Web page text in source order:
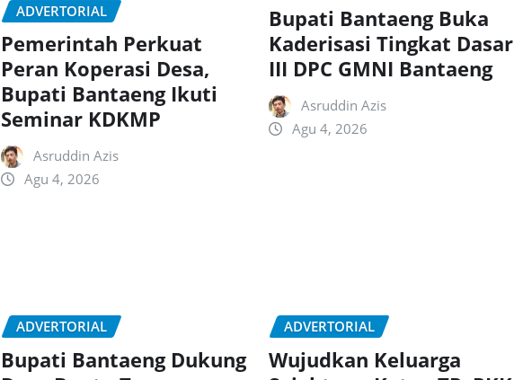
ADVERTORIAL
Pemerintah Perkuat
Peran Koperasi Desa,
Bupati Bantaeng Ikuti
Seminar KDKMP
Asruddin Azis
Agu 4, 2026
Bupati Bantaeng Buka
Kaderisasi Tingkat Dasar
III DPC GMNI Bantaeng
Asruddin Azis
Agu 4, 2026
ADVERTORIAL
Bupati Bantaeng Dukung
ADVERTORIAL
Wujudkan Keluarga